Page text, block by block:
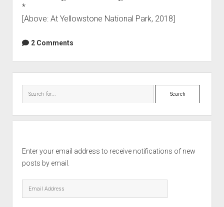
*
[Above: At Yellowstone National Park, 2018]
2 Comments
Search
Enter your email address to receive notifications of new
posts by email.
Email
Address